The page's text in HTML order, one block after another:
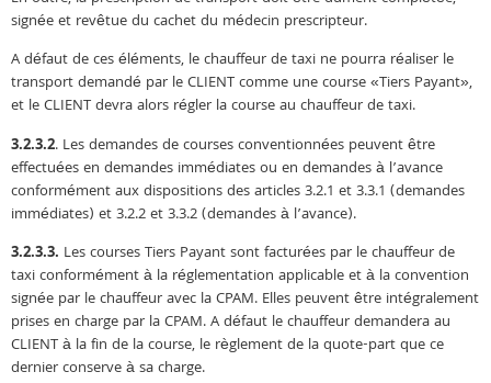
signée et revêtue du cachet du médecin prescripteur.
A défaut de ces éléments, le chauffeur de taxi ne pourra réaliser le
transport demandé par le CLIENT comme une course «Tiers Payant»,
et le CLIENT devra alors régler la course au chauffeur de taxi.
3.2.3.2. Les demandes de courses conventionnées peuvent être
effectuées en demandes immédiates ou en demandes à l’avance
conformément aux dispositions des articles 3.2.1 et 3.3.1 (demandes
immédiates) et 3.2.2 et 3.3.2 (demandes à l’avance).
3.2.3.3. Les courses Tiers Payant sont facturées par le chauffeur de
taxi conformément à la réglementation applicable et à la convention
signée par le chauffeur avec la CPAM. Elles peuvent être intégralement
prises en charge par la CPAM. A défaut le chauffeur demandera au
CLIENT à la fin de la course, le règlement de la quote-part que ce
dernier conserve à sa charge.